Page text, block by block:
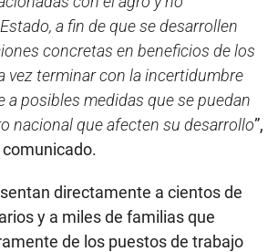
a fin de que se desarrollen
concretas en beneficios de los
vez terminar con la incertidumbre
a posibles medidas que se puedan
nacional que afecten su desarrollo”,
directamente a cientos de
y a miles de familias que
de los puestos de trabajo